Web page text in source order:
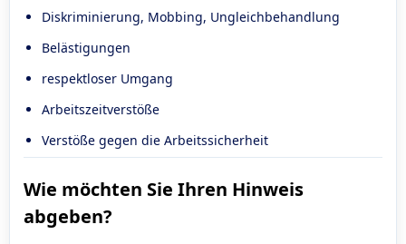
Diskriminierung, Mobbing, Ungleichbehandlung
Belästigungen
respektloser Umgang
Arbeitszeitverstöße
Verstöße gegen die Arbeitssicherheit
Wie möchten Sie Ihren Hinweis
abgeben?